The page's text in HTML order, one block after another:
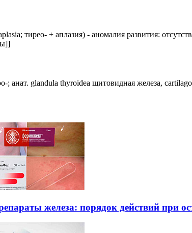
тирео- + аплазия) - аномалия развития:
; анат. glandula thyroidea щитовидная железа,
железа: порядок действий при